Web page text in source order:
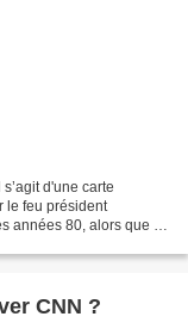
d'une carte
le feu président
années 80, alors que le
CNN ?